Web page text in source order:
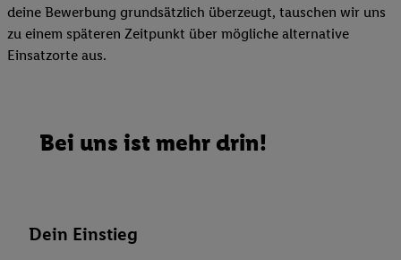
deine Bewerbung grundsätzlich überzeugt, tauschen wir uns
zu einem späteren Zeitpunkt über mögliche alternative
Einsatzorte aus.
Bei uns ist mehr drin!
Dein Einstieg